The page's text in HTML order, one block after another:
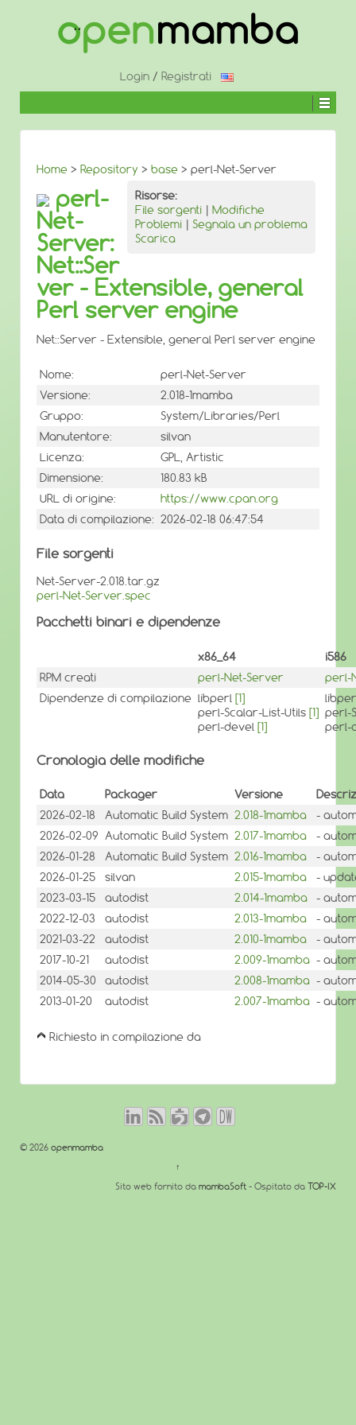
CONTENUTO
Login / Registrati
Home > Repository > base > perl-Net-Server
Risorse:
File sorgenti | Modifiche
Problemi | Segnala un problema
Scarica
perl-
Net-
Server:
Net::Ser
ver - Extensible, general
Perl server engine
Net::Server - Extensible, general Perl server engine
Nome:
perl-Net-Server
Versione:
2.018-1mamba
Gruppo:
System/Libraries/Perl
Manutentore:
silvan
Licenza:
GPL, Artistic
Dimensione:
180.83 kB
URL di origine:
https://www.cpan.org
Data di compilazione: 2026-02-18 06:47:54
File sorgenti
Net-Server-2.018.tar.gz
perl-Net-Server.spec
Pacchetti binari e dipendenze
x86_64
i586
RPM creati
perl-Net-Server
perl-
Dipendenze di compilazione libperl [1]
perl-Scalar-List-Utils [1]
perl-devel [1]
perl-
perl-
Cronologia delle modifiche
Data Packager Versione
2026-02-18
Automatic Build System 2.018-1mamba
-
2026-02-09 Automatic Build System 2.017-1mamba
-
2026-01-28
Automatic Build System 2.016-1mamba
-
2026-01-25
silvan 2.015-1mamba
-
2023-03-15
autodist 2.014-1mamba
-
2022-12-03
autodist 2.013-1mamba
-
2021-03-22
autodist 2.010-1mamba
-
2017-10-21
autodist 2.009-1mamba -
2014-05-30
autodist 2.008-1mamba -
2013-01-20
autodist 2.007-1mamba -
Richiesto in compilazione da
© 2026 openmamba
↑
Sito web fornito da mambaSoft - Ospitato da TOP-IX